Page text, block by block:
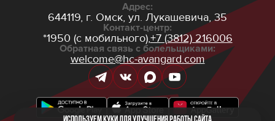
Адрес:
644119, г. Омск, ул. Лукашевича, 35
Контакт-центр:
*1950 (с мобильного),+7 (3812) 216006
Обратная связь с болельщиками:
welcome@hc-avangard.com